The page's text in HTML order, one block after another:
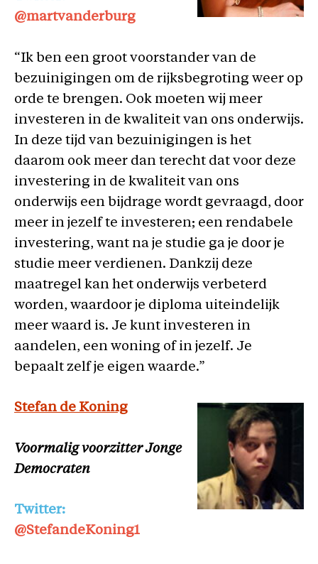
@martvanderburg
“Ik ben een groot voorstander van de
bezuinigingen om de rijksbegroting weer op
orde te brengen. Ook moeten wij meer
investeren in de kwaliteit van ons onderwijs.
In deze tijd van bezuinigingen is het
daarom ook meer dan terecht dat voor deze
investering in de kwaliteit van ons
onderwijs een bijdrage wordt gevraagd, door
meer in jezelf te investeren; een rendabele
investering, want na je studie ga je door je
studie meer verdienen. Dankzij deze
maatregel kan het onderwijs verbeterd
worden, waardoor je diploma uiteindelijk
meer waard is. Je kunt investeren in
aandelen, een woning of in jezelf. Je
bepaalt zelf je eigen waarde.”
Stefan de Koning
Voormalig voorzitter Jonge
Democraten
Twitter:
@StefandeKoning1